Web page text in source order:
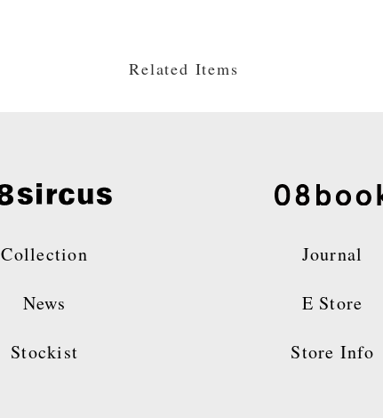
Related Items
Collection
News
Stockist
Journal
E Store
Store Info